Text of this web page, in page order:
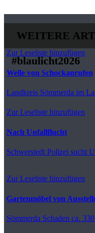
WEITERE
#blaulicht2026
Zur Leseliste hinzufügen
Welle von Schockanrufen
Landkreis Sömmerda im
Zur Leseliste hinzufügen
Nach Unfallflucht
Schwerstedt Polizei sucht
Zur Leseliste hinzufügen
Gartenmöbel von
Sömmerda Schaden ca.